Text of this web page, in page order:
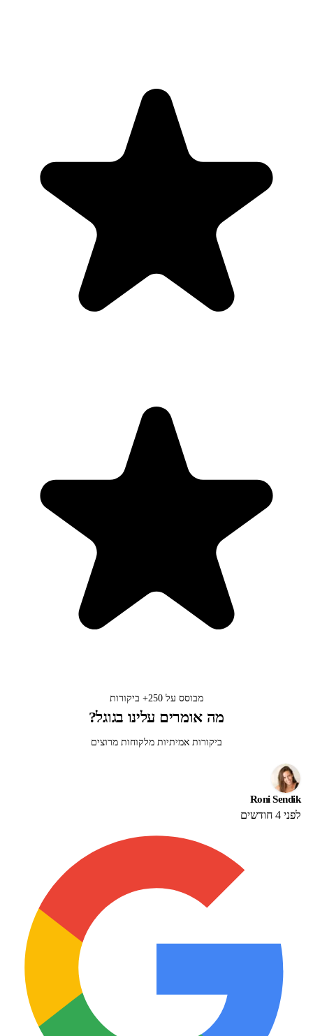
מבוסס על 250+ ביקורות
מה אומרים עלינו בגוגל?
ביקורות אמיתיות מלקוחות מרוצים
Roni Sendik
לפני 4 חודשים